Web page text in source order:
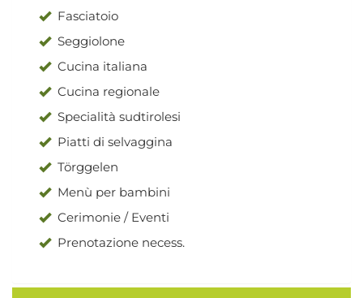
Fasciatoio
Seggiolone
Cucina italiana
Cucina regionale
Specialità sudtirolesi
Piatti di selvaggina
Törggelen
Menù per bambini
Cerimonie / Eventi
Prenotazione necess.